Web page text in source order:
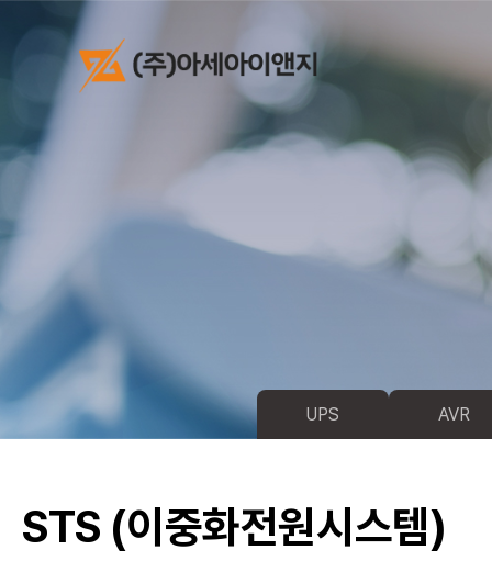
UPS AVR
STS (이중화전원시스템)